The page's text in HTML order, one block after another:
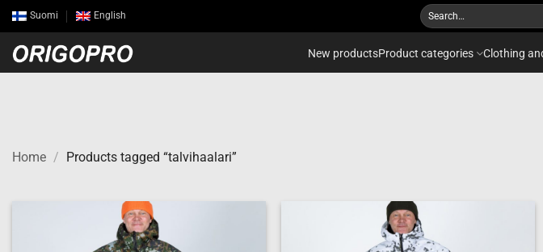
Skip
to
content
Suomi English
Search
for:
New productsProduct categories Clothing
Home / Products tagged “talvihaalari”